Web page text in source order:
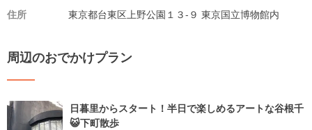
住所 東京都台東区上野公園１３-９ 東京国立博物館内
周辺のおでかけプラン
日暮里からスタート！半日で楽しめるアートな谷根千
😺下町散歩